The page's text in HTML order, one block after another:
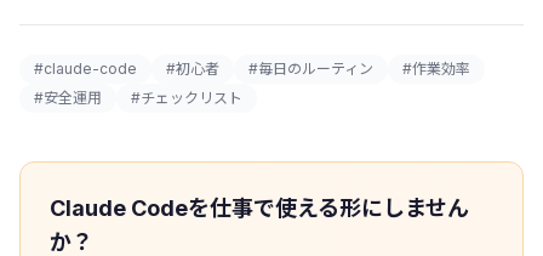
#claude-code #初心者 #毎日のルーティン
#作業効率
#安全運用
#チェックリスト
Claude Codeを仕事で使える形にしません
か？